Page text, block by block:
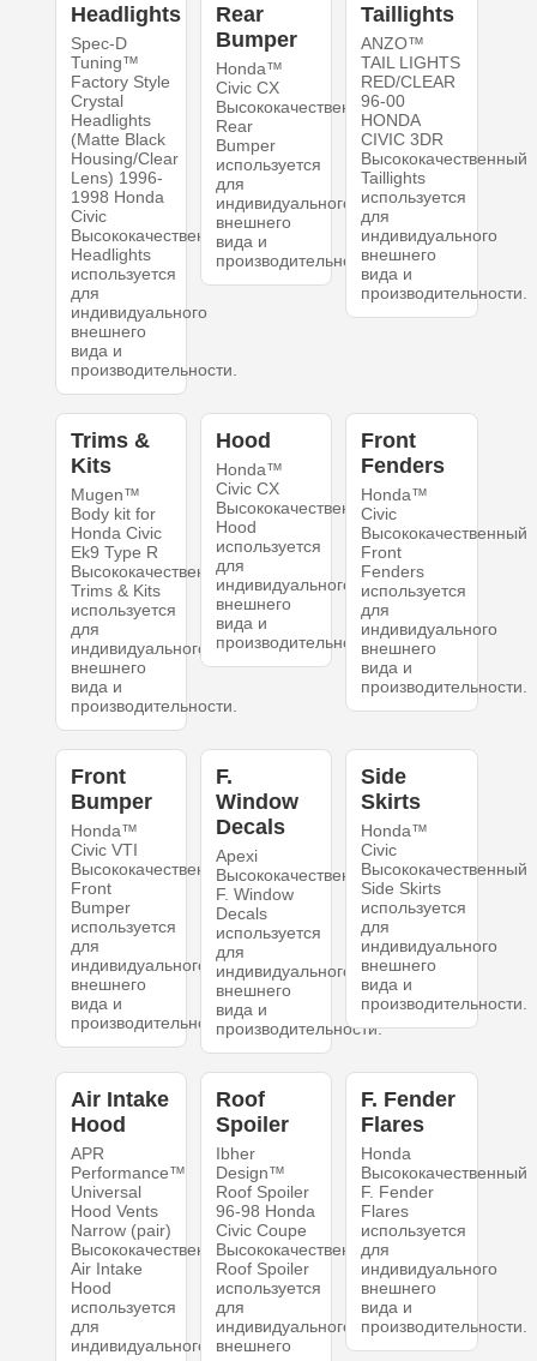
Headlights
Spec-D
Tuning™
Factory Style
Crystal
Headlights
(Matte Black
Housing/Clear
Lens) 1996-
1998 Honda
Civic
Высококачественный
Headlights
используется
для
индивидуального
внешнего
вида и
производительности.
Rear
Bumper
Honda™
Civic CX
Высококачественный
Rear
Bumper
используется
для
индивидуального
внешнего
вида и
производительности.
Taillights
ANZO™
TAIL LIGHTS
RED/CLEAR
96-00
HONDA
CIVIC 3DR
Высококачественный
Taillights
используется
для
индивидуального
внешнего
вида и
производительности.
Trims &
Kits
Mugen™
Body kit for
Honda Civic
Ek9 Type R
Высококачественный
Trims & Kits
используется
для
индивидуального
внешнего
вида и
производительности.
Hood
Honda™
Civic CX
Высококачественный
Hood
используется
для
индивидуального
внешнего
вида и
производительности.
Front
Fenders
Honda™
Civic
Высококачественный
Front
Fenders
используется
для
индивидуального
внешнего
вида и
производительности.
Front
Bumper
Honda™
Civic VTI
Высококачественный
Front
Bumper
используется
для
индивидуального
внешнего
вида и
производительности.
F.
Window
Decals
Apexi
Высококачественный
F. Window
Decals
используется
для
индивидуального
внешнего
вида и
производительности.
Side
Skirts
Honda™
Civic
Высококачественный
Side Skirts
используется
для
индивидуального
внешнего
вида и
производительности.
Air Intake
Hood
APR
Performance™
Universal
Hood Vents
Narrow (pair)
Высококачественный
Air Intake
Hood
используется
для
индивидуального
Roof
Spoiler
Ibher
Design™
Roof Spoiler
96-98 Honda
Civic Coupe
Высококачественный
Roof Spoiler
используется
для
индивидуального
внешнего
F. Fender
Flares
Honda
Высококачественный
F. Fender
Flares
используется
для
индивидуального
внешнего
вида и
производительности.